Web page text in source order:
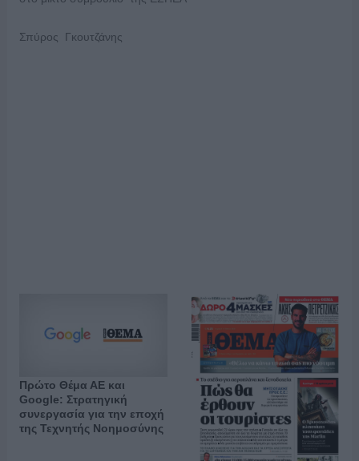
Σπύρος Γκουτζάνης
Πρώτο Θέμα ΑΕ και
Google: Στρατηγική
συνεργασία για την εποχή
της Τεχνητής Νοημοσύνης